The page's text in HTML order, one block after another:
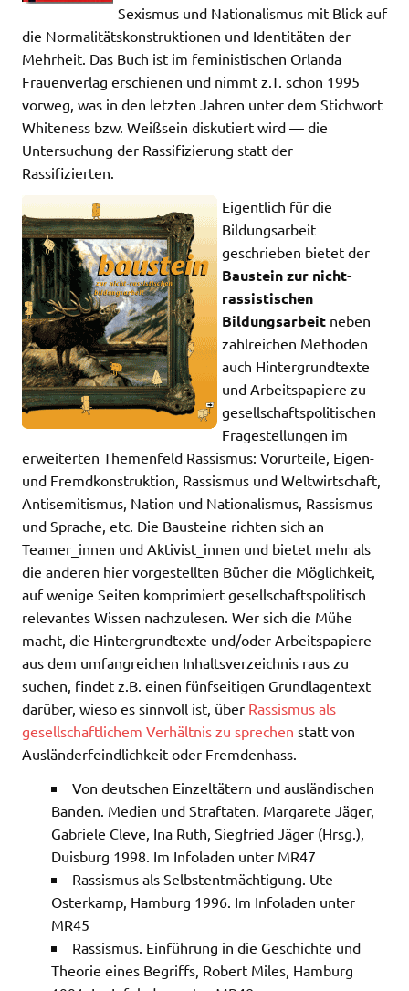
Sexismus und Nationalismus mit Blick auf
die Normalitätskonstruktionen und Identitäten der
Mehrheit. Das Buch ist im feministischen Orlanda
Frauenverlag erschienen und nimmt z.T. schon 1995
vorweg, was in den letzten Jahren unter dem Stichwort
Whiteness bzw. Weißsein diskutiert wird — die
Untersuchung der Rassifizierung statt der
Rassifizierten.
Eigentlich für die
Bildungsarbeit
geschrieben bietet der
Baustein zur nicht-
rassistischen
Bildungsarbeit neben
zahlreichen Methoden
auch Hintergrundtexte
und Arbeitspapiere zu
gesellschaftspolitischen
Fragestellungen im
erweiterten Themenfeld Rassismus: Vorurteile, Eigen-
und Fremdkonstruktion, Rassismus und Weltwirtschaft,
Antisemitismus, Nation und Nationalismus, Rassismus
und Sprache, etc. Die Bausteine richten sich an
Teamer_innen und Aktivist_innen und bietet mehr als
die anderen hier vorgestellten Bücher die Möglichkeit,
auf wenige Seiten komprimiert gesellschaftspolitisch
relevantes Wissen nachzulesen. Wer sich die Mühe
macht, die Hintergrundtexte und/oder Arbeitspapiere
aus dem umfangreichen Inhaltsverzeichnis raus zu
suchen, findet z.B. einen fünfseitigen Grundlagentext
darüber, wieso es sinnvoll ist, über Rassismus als
gesellschaftlichem Verhältnis zu sprechen statt von
Ausländerfeindlichkeit oder Fremdenhass.
Von deutschen Einzeltätern und ausländischen
Banden. Medien und Straftaten. Margarete Jäger,
Gabriele Cleve, Ina Ruth, Siegfried Jäger (Hrsg.),
Duisburg 1998. Im Infoladen unter MR47
Rassismus als Selbstentmächtigung. Ute
Osterkamp, Hamburg 1996. Im Infoladen unter
MR45
Rassismus. Einführung in die Geschichte und
Theorie eines Begriffs, Robert Miles, Hamburg